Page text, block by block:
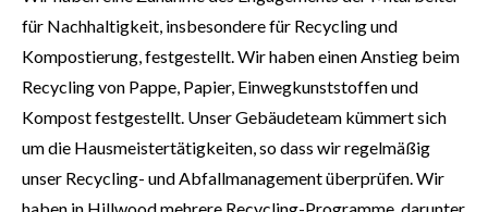
für Nachhaltigkeit, insbesondere für Recycling und
Kompostierung, festgestellt. Wir haben einen Anstieg beim
Recycling von Pappe, Papier, Einwegkunststoffen und
Kompost festgestellt. Unser Gebäudeteam kümmert sich
um die Hausmeistertätigkeiten, so dass wir regelmäßig
unser Recycling- und Abfallmanagement überprüfen. Wir